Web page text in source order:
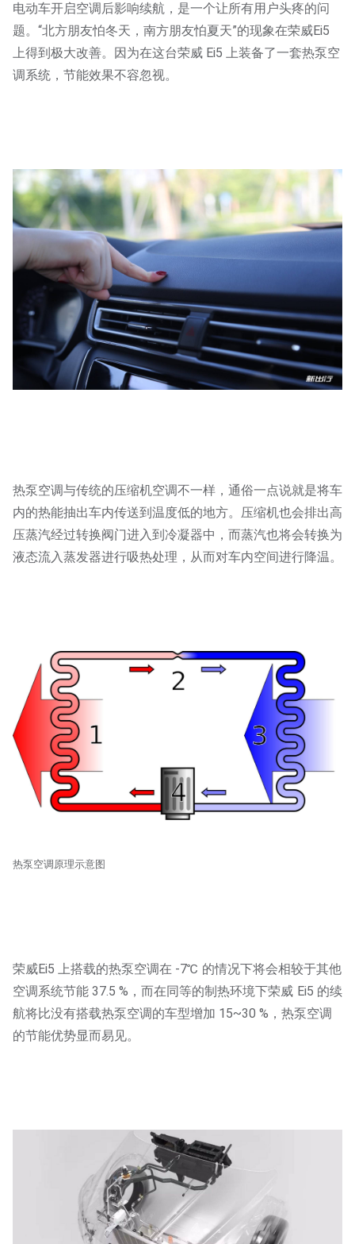
电动车开启空调后影响续航，是一个让所有用户头疼的问
题。“北方朋友怕冬天，南方朋友怕夏天”的现象在荣威Ei5
上得到极大改善。因为在这台荣威 Ei5 上装备了一套热泵空
调系统，节能效果不容忽视。
热泵空调与传统的压缩机空调不一样，通俗一点说就是将车
内的热能抽出车内传送到温度低的地方。压缩机也会排出高
压蒸汽经过转换阀门进入到冷凝器中，而蒸汽也将会转换为
液态流入蒸发器进行吸热处理，从而对车内空间进行降温。
热泵空调原理示意图
荣威Ei5 上搭载的热泵空调在 -7℃ 的情况下将会相较于其他
空调系统节能 37.5 %，而在同等的制热环境下荣威 Ei5 的续
航将比没有搭载热泵空调的车型增加 15~30 %，热泵空调
的节能优势显而易见。